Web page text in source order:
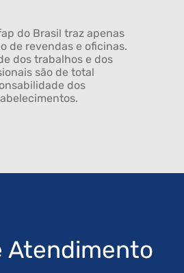
do Brasil traz apenas
de revendas e oficinas.
dos trabalhos e dos
são de total
dos
Atendimento